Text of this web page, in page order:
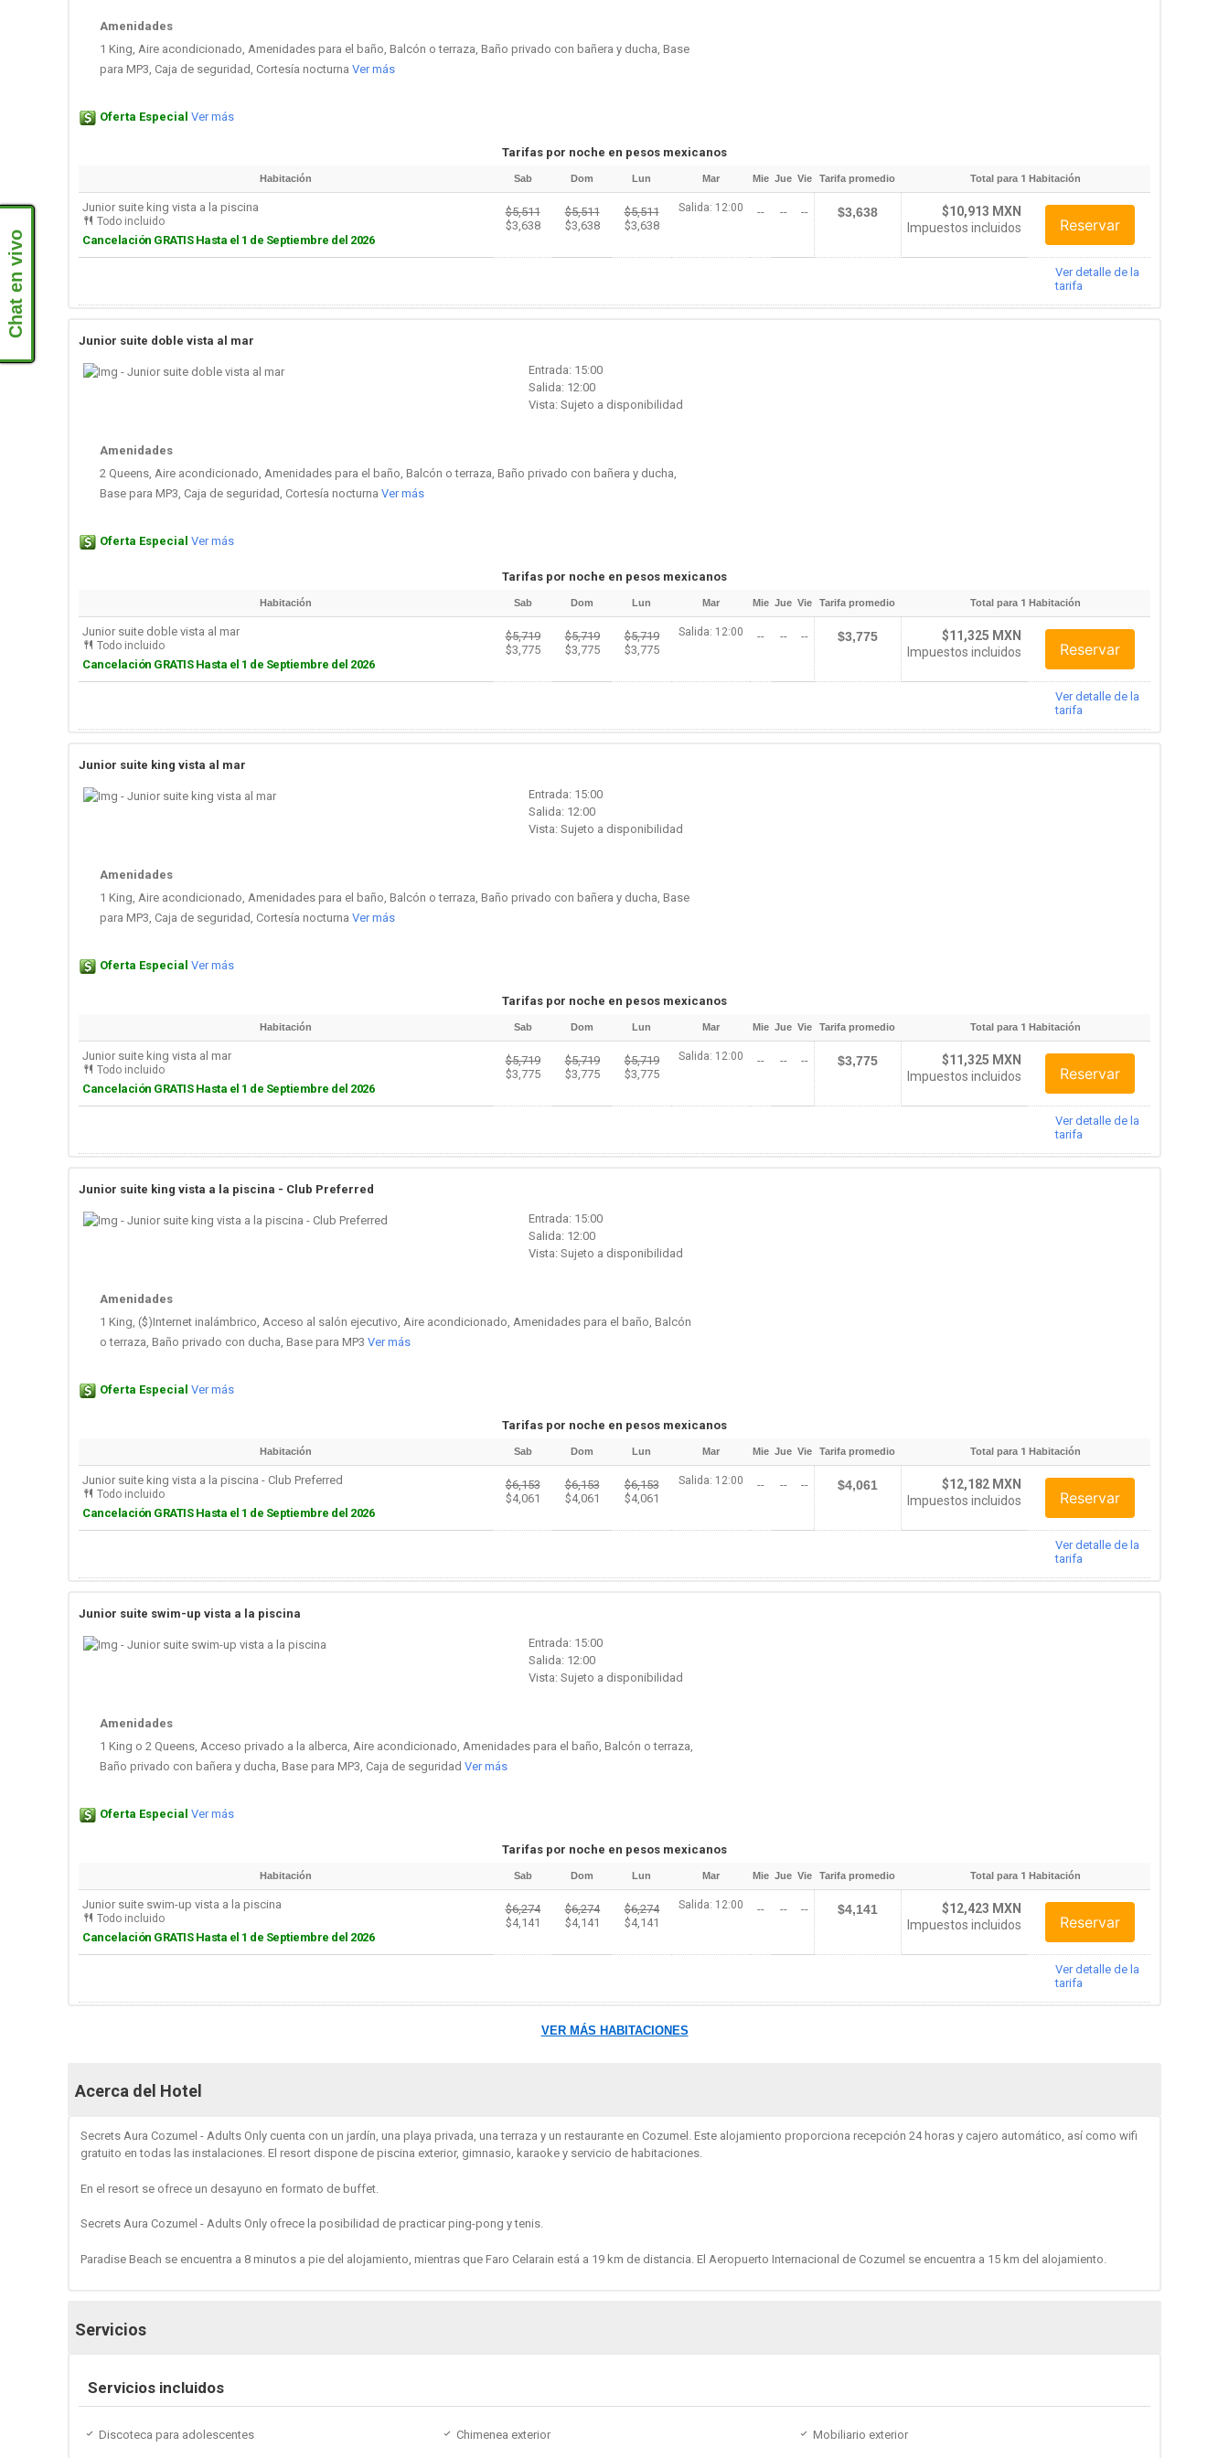
Chat en vivo
Amenidades
1 King, Aire acondicionado, Amenidades para el baño, Balcón o terraza, Baño privado con bañera y ducha, Base
para MP3, Caja de seguridad, Cortesía nocturnaVer más
Oferta Especial Ver más
Tarifas por noche en pesos mexicanos
Habitación Sab Dom Lun Mar Mie Jue Vie Tarifa promedio Total para 1 Habitación
Junior suite king vista a la piscina
Todo incluido
Cancelación GRATIS Hasta el 1 de Septiembre del 2026
$5,511
$3,638
$5,511
$3,638
$5,511
$3,638
Salida: 12:00 -- -- -- $3,638
$10,913 MXN
Impuestos incluidos
Reservar
Ver detalle de la
tarifa
Junior suite doble vista al mar
Entrada: 15:00
Salida: 12:00
Vista: Sujeto a disponibilidad
Amenidades
2 Queens, Aire acondicionado, Amenidades para el baño, Balcón o terraza, Baño privado con bañera y ducha,
Base para MP3, Caja de seguridad, Cortesía nocturnaVer más
Oferta Especial Ver más
Tarifas por noche en pesos mexicanos
Habitación Sab Dom Lun Mar Mie Jue Vie Tarifa promedio Total para 1 Habitación
Junior suite doble vista al mar
Todo incluido
Cancelación GRATIS Hasta el 1 de Septiembre del 2026
$5,719
$3,775
$5,719
$3,775
$5,719
$3,775
Salida: 12:00 -- -- -- $3,775
$11,325 MXN
Impuestos incluidos
Reservar
Ver detalle de la
tarifa
Junior suite king vista al mar
Entrada: 15:00
Salida: 12:00
Vista: Sujeto a disponibilidad
Amenidades
1 King, Aire acondicionado, Amenidades para el baño, Balcón o terraza, Baño privado con bañera y ducha, Base
para MP3, Caja de seguridad, Cortesía nocturnaVer más
Oferta Especial Ver más
Tarifas por noche en pesos mexicanos
Habitación Sab Dom Lun Mar Mie Jue Vie Tarifa promedio Total para 1 Habitación
Junior suite king vista al mar
Todo incluido
Cancelación GRATIS Hasta el 1 de Septiembre del 2026
$5,719
$3,775
$5,719
$3,775
$5,719
$3,775
Salida: 12:00 -- -- -- $3,775
$11,325 MXN
Impuestos incluidos
Reservar
Ver detalle de la
tarifa
Junior suite king vista a la piscina - Club Preferred
Entrada: 15:00
Salida: 12:00
Vista: Sujeto a disponibilidad
Amenidades
1 King, ($)Internet inalámbrico, Acceso al salón ejecutivo, Aire acondicionado, Amenidades para el baño, Balcón
o terraza, Baño privado con ducha, Base para MP3Ver más
Oferta Especial Ver más
Tarifas por noche en pesos mexicanos
Habitación Sab Dom Lun Mar Mie Jue Vie Tarifa promedio Total para 1 Habitación
Junior suite king vista a la piscina - Club Preferred
Todo incluido
Cancelación GRATIS Hasta el 1 de Septiembre del 2026
$6,153
$4,061
$6,153
$4,061
$6,153
$4,061
Salida: 12:00 -- -- -- $4,061
$12,182 MXN
Impuestos incluidos
Reservar
Ver detalle de la
tarifa
Junior suite swim-up vista a la piscina
Entrada: 15:00
Salida: 12:00
Vista: Sujeto a disponibilidad
Amenidades
1 King o 2 Queens, Acceso privado a la alberca, Aire acondicionado, Amenidades para el baño, Balcón o terraza,
Baño privado con bañera y ducha, Base para MP3, Caja de seguridadVer más
Oferta Especial Ver más
Tarifas por noche en pesos mexicanos
Habitación Sab Dom Lun Mar Mie Jue Vie Tarifa promedio Total para 1 Habitación
Junior suite swim-up vista a la piscina
Todo incluido
Cancelación GRATIS Hasta el 1 de Septiembre del 2026
$6,274
$4,141
$6,274
$4,141
$6,274
$4,141
Salida: 12:00 -- -- -- $4,141
$12,423 MXN
Impuestos incluidos
Reservar
Ver detalle de la
tarifa
VER MÁS HABITACIONES
Acerca del Hotel
Secrets Aura Cozumel - Adults Only cuenta con un jardín, una playa privada, una terraza y un restaurante en Cozumel. Este alojamiento proporciona recepción 24 horas y cajero automático, así como wifi
gratuito en todas las instalaciones. El resort dispone de piscina exterior, gimnasio, karaoke y servicio de habitaciones.
En el resort se ofrece un desayuno en formato de buffet.
Secrets Aura Cozumel - Adults Only ofrece la posibilidad de practicar ping-pong y tenis.
Paradise Beach se encuentra a 8 minutos a pie del alojamiento, mientras que Faro Celarain está a 19 km de distancia. El Aeropuerto Internacional de Cozumel se encuentra a 15 km del alojamiento.
Servicios
Servicios incluidos
Discoteca para adolescentes Chimenea exterior Mobiliario exterior